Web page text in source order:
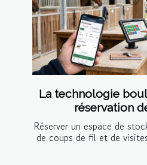
La technologie
réservation
Réserver un espace de
de coups de fil et de